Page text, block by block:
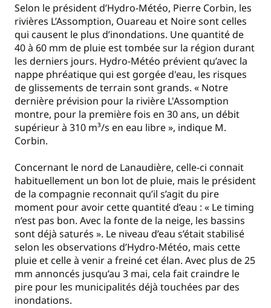
Selon le président d’Hydro-Météo, Pierre Corbin, les
rivières L’Assomption, Ouareau et Noire sont celles
qui causent le plus d’inondations. Une quantité de
40 à 60 mm de pluie est tombée sur la région durant
les derniers jours. Hydro-Météo prévient qu’avec la
nappe phréatique qui est gorgée d'eau, les risques
de glissements de terrain sont grands. « Notre
dernière prévision pour la rivière L'Assomption
montre, pour la première fois en 30 ans, un débit
supérieur à 310 m³/s en eau libre », indique M.
Corbin.
Concernant le nord de Lanaudière, celle-ci connait
habituellement un bon lot de pluie, mais le président
de la compagnie reconnait qu’il s’agit du pire
moment pour avoir cette quantité d’eau : « Le timing
n’est pas bon. Avec la fonte de la neige, les bassins
sont déjà saturés ». Le niveau d’eau s’était stabilisé
selon les observations d’Hydro-Météo, mais cette
pluie et celle à venir a freiné cet élan. Avec plus de 25
mm annoncés jusqu’au 3 mai, cela fait craindre le
pire pour les municipalités déjà touchées par des
inondations.